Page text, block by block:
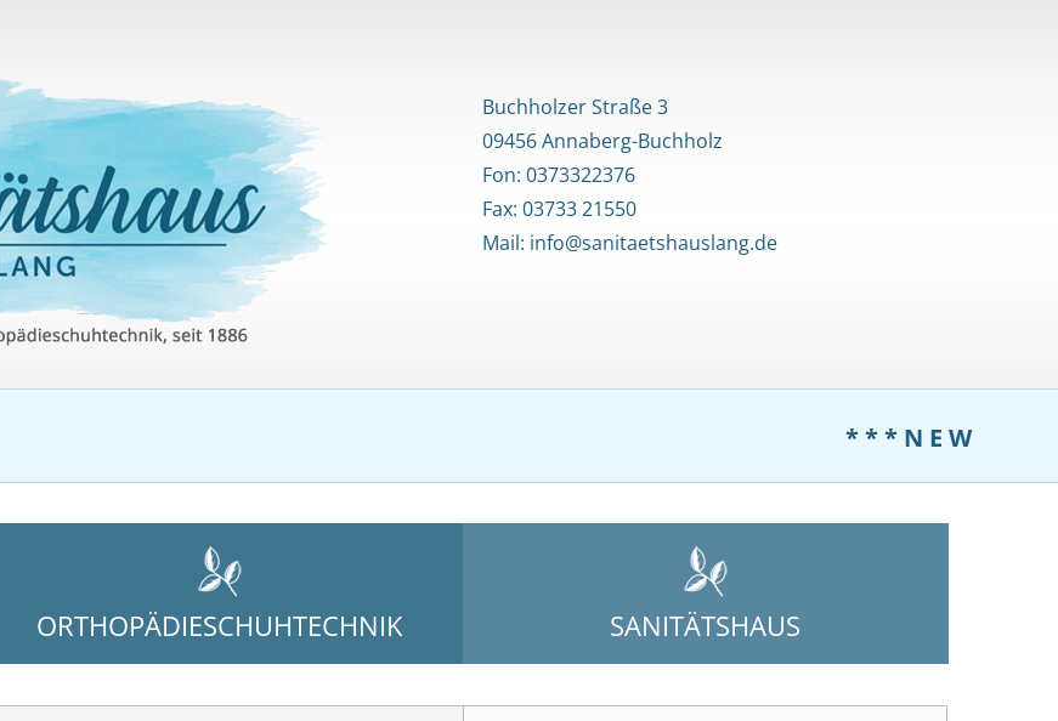
Buchholzer Straße 3
09456 Annaberg-Buchholz
Fon:0373322376
Fax: 03733 21550
Mail: info@sanitaetshauslang.de
* * * N E W S *
ORTHOPÄDIESCHUHTECHNIK SANITÄTSHAUS